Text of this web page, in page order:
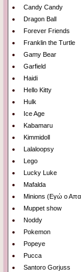
Candy Candy
Dragon Ball
Forever Friends
Franklin the Turtle
Gamy Bear
Garfield
Haidi
Hello Kitty
Hulk
Ice Age
Kabamaru
Kimmidoll
Lalaloopsy
Lego
Lucky Luke
Mafalda
Minions (Εγώ ο
Muppet show
Noddy
Pokemon
Popeye
Pucca
Santoro Gorjuss